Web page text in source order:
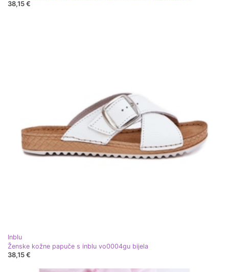
38,15 €
Inblu
Ženske kožne papuče s inblu vo0004gu bijela
38,15 €